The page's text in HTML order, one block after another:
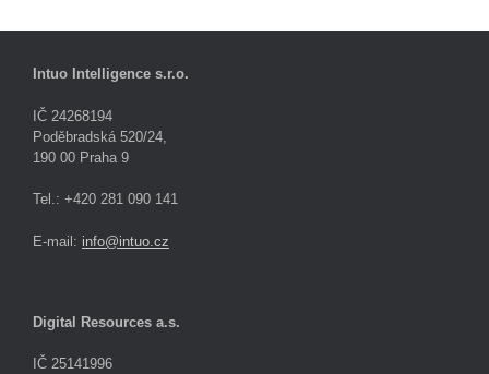
Intuo Intelligence s.r.o.
IČ 24268194
Poděbradská 520/24,
190 00 Praha 9
Tel.: +420 281 090 141
E-mail: info@intuo.cz
Digital Resources a.s.
IČ 25141996